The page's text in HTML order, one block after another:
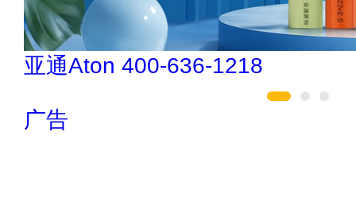
肯帝亚KENTIER 4006-026-011
广告